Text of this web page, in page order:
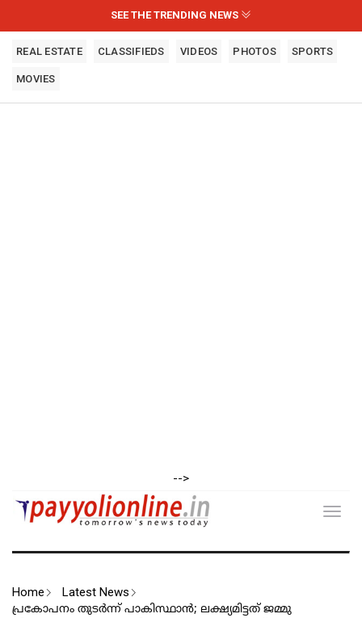
SEE THE TRENDING NEWS
REAL ESTATE CLASSIFIEDS VIDEOS PHOTOS SPORTS
MOVIES
-->
Home Latest News
പ്രകോപനം തുടർന്ന് പാകിസ്ഥാൻ; ലക്ഷ്യമിട്ടത് ജമ്മു